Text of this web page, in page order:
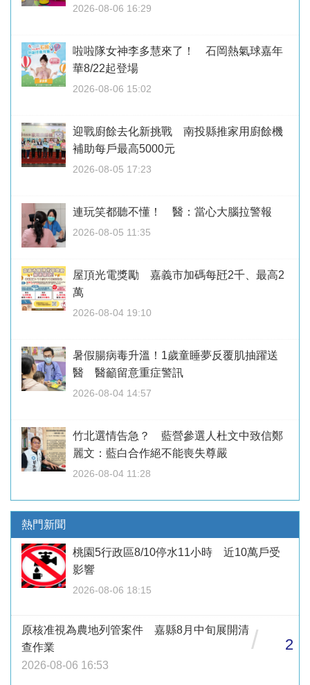
2026-08-06 16:29
啦啦隊女神李多慧來了！ 石岡熱氣球嘉年
華8/22起登場
2026-08-06 15:02
迎戰廚餘去化新挑戰 南投縣推家用廚餘機
補助每戶最高5000元
2026-08-05 17:23
連玩笑都聽不懂！ 醫：當心大腦拉警報
2026-08-05 11:35
屋頂光電獎勵 嘉義市加碼每瓩2千、最高2
萬
2026-08-04 19:10
暑假腸病毒升溫！1歲童睡夢反覆肌抽躍送
醫 醫籲留意重症警訊
2026-08-04 14:57
竹北選情告急？ 藍營參選人杜文中致信鄭
麗文：藍白合作絕不能喪失尊嚴
2026-08-04 11:28
熱門新聞
桃園5行政區8/10停水11小時 近10萬戶受
影響
2026-08-06 18:15
原核准視為農地列管案件 嘉縣8月中旬展開清
查作業
2026-08-06 16:53
/ 2